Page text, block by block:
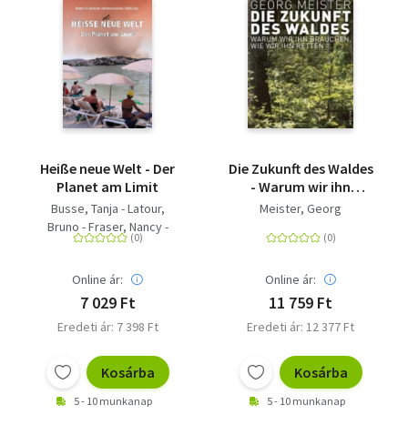
Heiße neue Welt - Der
Planet am Limit
Busse, Tanja - Latour,
Bruno - Fraser, Nancy -
Göpel, Maja - Greffrath,
Herrmann, Ulrike - Hickel,
Jason - Joeres, Annika -
Klein, Naomi
Online ár:
7 029 Ft
Eredeti ár: 7 398 Ft
Kosárba
5 - 10 munkanap
Die Zukunft des Waldes
- Warum wir ihn
brauchen, wie wir ihn
Meister, Georg
Online ár:
11 759 Ft
Eredeti ár: 12 377 Ft
Kosárba
5 - 10 munkanap